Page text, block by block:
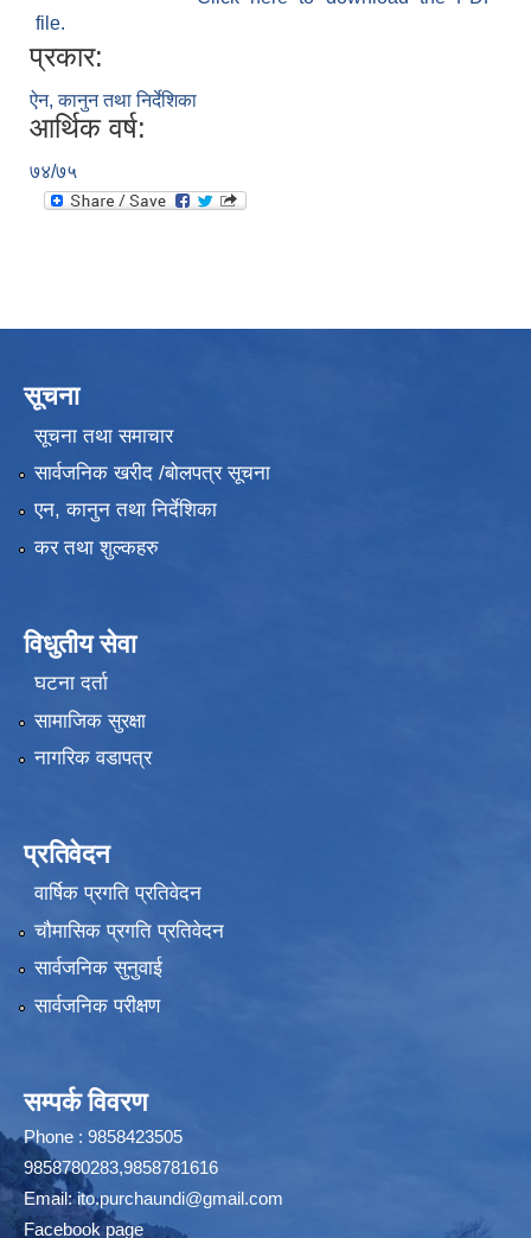
file.
प्रकार:
ऐन, कानुन तथा निर्देशिका
आर्थिक वर्ष:
७४/७५
सूचना
सूचना तथा समाचार
सार्वजनिक खरीद /बोलपत्र सूचना
एन, कानुन तथा निर्देशिका
कर तथा शुल्कहरु
विधुतीय सेवा
घटना दर्ता
सामाजिक सुरक्षा
नागरिक वडापत्र
प्रतिवेदन
वार्षिक प्रगति प्रतिवेदन
चौमासिक प्रगति प्रतिवेदन
सार्वजनिक सुनुवाई
सार्वजनिक परीक्षण
सम्पर्क विवरण
Phone : 9858423505
9858780283,9858781616
Email:ito.purchaundi@gmail.com
Facebook page